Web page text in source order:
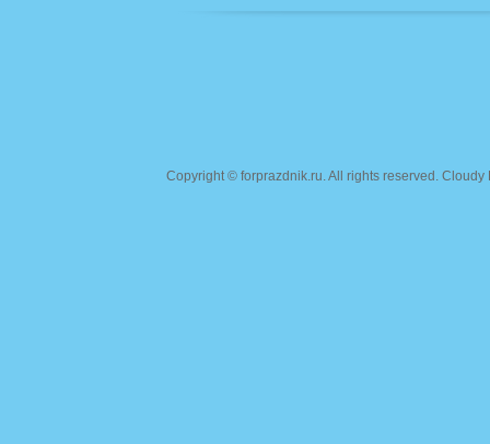
Copyright © forprazdnik.ru. All rights reserved.